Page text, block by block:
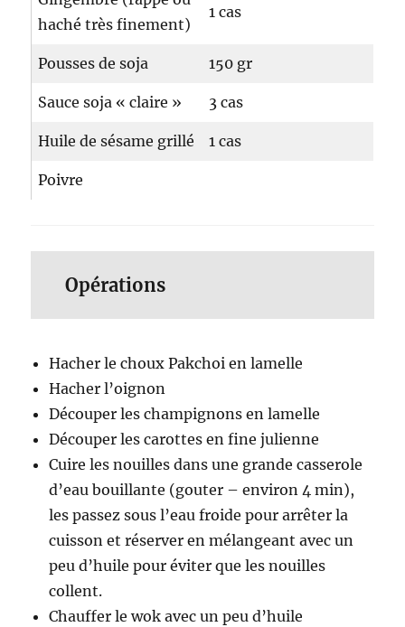
haché très finement)
1 cas
Pousses de soja 150 gr
Sauce soja « claire » 3 cas
Huile de sésame grillé 1 cas
Poivre
Opérations
Hacher le choux Pakchoi en lamelle
Hacher l’oignon
Découper les champignons en lamelle
Découper les carottes en fine julienne
Cuire les nouilles dans une grande casserole
d’eau bouillante (gouter – environ 4 min),
les passez sous l’eau froide pour arrêter la
cuisson et réserver en mélangeant avec un
peu d’huile pour éviter que les nouilles
collent.
Chauffer le wok avec un peu d’huile